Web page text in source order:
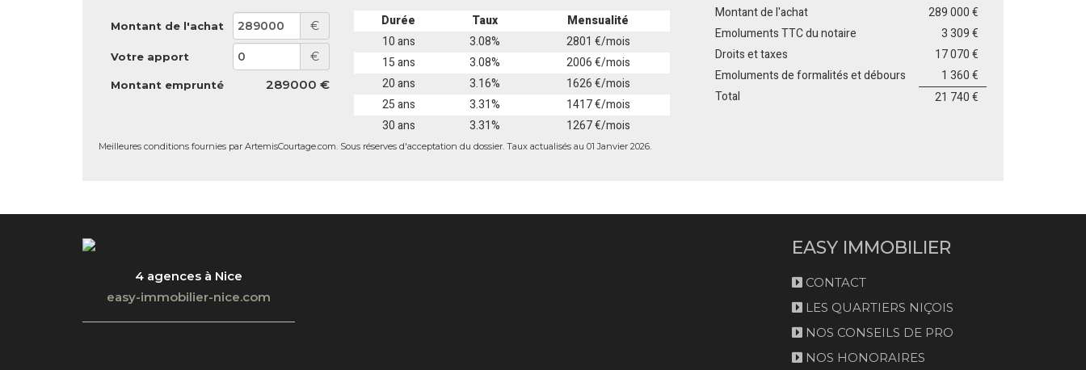
Montant de l'achat €
Votre apport €
Montant emprunté 289000 €
Durée Taux
Mensualité
10 ans
3.08%
2801 €/mois
15 ans
3.08%
2006 €/mois
20 ans
3.16%
1626 €/mois
25 ans
3.31%
1417 €/mois
30 ans
3.31% 1267 €/mois
Meilleures conditions fournies par ArtemisCourtage.com. Sous réserves d'acceptation du dossier. Taux actualisés au 01 Janvier 2026.
Montant de l'achat
289 000 €
Emoluments TTC du notaire
3 309 €
Droits et taxes
17 070 €
Emoluments de formalités et débours
1 360 €
Total
21 740 €
4 agences à Nice
easy-immobilier-nice.com
EASY IMMOBILIER
CONTACT
LES QUARTIERS NIÇOIS
NOS CONSEILS DE PRO
NOS HONORAIRES